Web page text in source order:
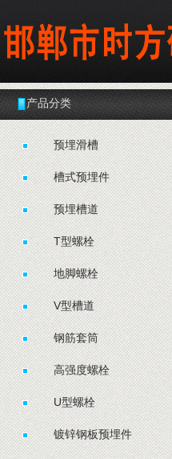
产品分类
预埋滑槽
槽式预埋件
预埋槽道
T型螺栓
地脚螺栓
V型槽道
钢筋套筒
高强度螺栓
U型螺栓
镀锌钢板预埋件